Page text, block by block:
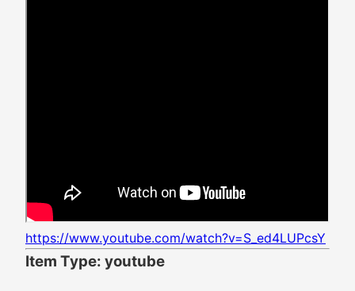
https://www.youtube.com/watch?v=S_ed4LUPcsY
Item Type: youtube